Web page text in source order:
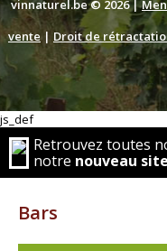
vinnaturel.be © 2026 |
vente| Droit de
js_def
Retrouvez toutes
notre nouveau
Bars